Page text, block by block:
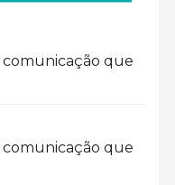
comunicação que
comunicação que